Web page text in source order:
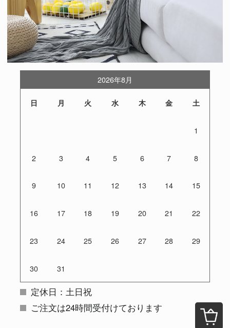
2026年8月
日 月 火 水 木 金 土
1
2 3 4 5 6 7 8
9 10 11 12 13 14 15
16 17 18 19 20 21 22
23 24 25 26 27 28 29
30 31
定休日：土日祝
ご注文は24時間受付けております